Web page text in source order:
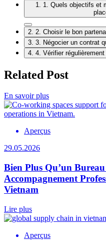
1. 1. Quels objectifs et
2. 2. Choisir le bon
3. 3. Négocier un contrat
4. 4. Vérifier
Related Post
En savoir plus
Aperçus
29.05.2026
Bien Plus Qu’un
Accompagnement
Vietnam
Lire plus
Aperçus